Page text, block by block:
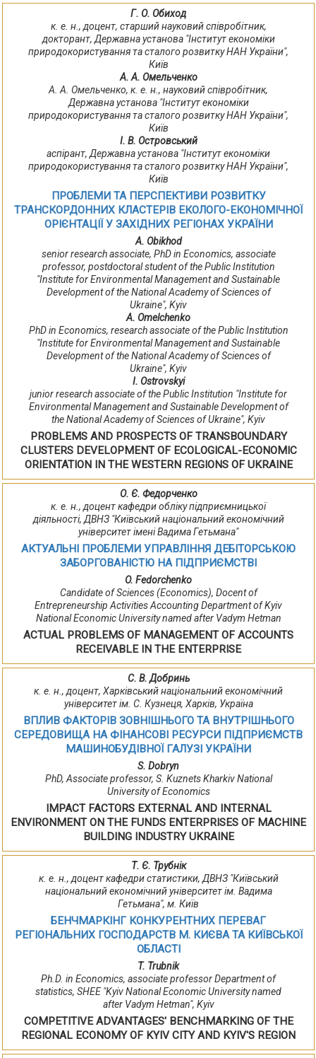
Г. О. Обиход
к. е. н., доцент, старший науковий співробітник,
докторант, Державна установа "Інститут економіки
природокористування та сталого розвитку НАН України",
Київ
А. А. Омельченко
А. А. Омельченко, к. е. н., науковий співробітник,
Державна установа "Інститут економіки
природокористування та сталого розвитку НАН України",
Київ
І. В. Островський
аспірант, Державна установа "Інститут економіки
природокористування та сталого розвитку НАН України",
Київ
ПРОБЛЕМИ ТА ПЕРСПЕКТИВИ РОЗВИТКУ
ТРАНСКОРДОННИХ КЛАСТЕРІВ ЕКОЛОГО-ЕКОНОМІЧНОЇ
ОРІЄНТАЦІЇ У ЗАХІДНИХ РЕГІОНАХ УКРАЇНИ
А. Obikhod
senior research associate, PhD in Economics, associate
professor, postdoctoral student of the Public Institution
"Institute for Environmental Management and Sustainable
Development of the National Academy of Sciences of
Ukraine", Kyiv
А. Omelchenko
PhD in Economics, research associate of the Public Institution
"Institute for Environmental Management and Sustainable
Development of the National Academy of Sciences of
Ukraine", Kyiv
I. Ostrovskyi
junior research associate of the Public Institution "Institute for
Environmental Management and Sustainable Development of
the National Academy of Sciences of Ukraine", Kyiv
PROBLEMS AND PROSPECTS OF TRANSBOUNDARY
CLUSTERS DEVELOPMENT OF ECOLOGICAL-ECONOMIC
ORIENTATION IN THE WESTERN REGIONS OF UKRAINE
О. Є. Федорченко
к. е. н., доцент кафедри обліку підприємницької
діяльності, ДВНЗ "Київський національний економічний
університет імені Вадима Гетьмана"
АКТУАЛЬНІ ПРОБЛЕМИ УПРАВЛІННЯ ДЕБІТОРСЬКОЮ
ЗАБОРГОВАНІСТЮ НА ПІДПРИЄМСТВІ
O. Fedorchenko
Candidate of Sciences (Economics), Docent of
Entrepreneurship Activities Accounting Department of Kyiv
National Economic University named after Vadym Hetman
ACTUAL PROBLEMS OF MANAGEMENT OF ACCOUNTS
RECEIVABLE IN THE ENTERPRISE
С. В. Добринь
к. е. н., доцент, Харківський національний економічний
університет ім. С. Кузнеця, Харків, Україна
ВПЛИВ ФАКТОРІВ ЗОВНІШНЬОГО ТА ВНУТРІШНЬОГО
СЕРЕДОВИЩА НА ФІНАНСОВІ РЕСУРСИ ПІДПРИЄМСТВ
МАШИНОБУДІВНОЇ ГАЛУЗІ УКРАЇНИ
S. Dobryn
PhD, Associate professor, S. Kuznets Kharkiv National
University of Economics
IMPACT FACTORS EXTERNAL AND INTERNAL
ENVIRONMENT ON THE FUNDS ENTERPRISES OF MACHINE
BUILDING INDUSTRY UKRAINE
Т. Є. Трубнік
к. е. н., доцент кафедри статистики, ДВНЗ "Київський
національний економічний університет ім. Вадима
Гетьмана", м. Київ
БЕНЧМАРКІНГ КОНКУРЕНТНИХ ПЕРЕВАГ
РЕГІОНАЛЬНИХ ГОСПОДАРСТВ М. КИЄВА ТА КИЇВСЬКОЇ
ОБЛАСТІ
T. Trubnik
Ph.D. in Economics, associate professor Department of
statistics, SHEE "Kyiv National Economic University named
after Vadym Hetman", Kyiv
COMPETITIVE ADVANTAGES' BENCHMARKING OF THE
REGIONAL ECONOMY OF KYIV CITY AND KYIV'S REGION